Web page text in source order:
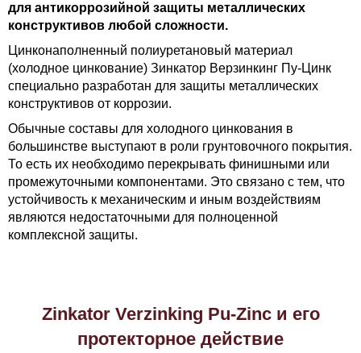
для антикоррозийной защиты металлических
конструктивов любой сложности.
Цинконаполненный полиуретановый материал
(холодное цинкование) Зинкатор Верзинкинг Пу-Цинк
специально разработан для защиты металлических
конструктивов от коррозии.
Обычные составы для холодного цинкования в
большинстве выступают в роли грунтовочного покрытия.
То есть их необходимо перекрывать финишными или
промежуточными компонентами. Это связано с тем, что
устойчивость к механическим и иным воздействиям
являются недостаточными для полноценной
комплексной защиты.
Zinkator Verzinking Pu-Zinc и его
протекторное действие